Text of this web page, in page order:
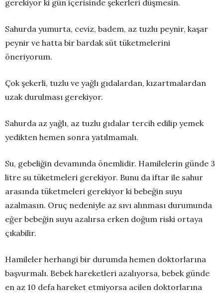
gerekiyor ki gün içerisinde şekerleri düşmesin.
Sahurda yumurta, ceviz, badem, az tuzlu peynir, kaşar
peynir ve hatta bir bardak süt tüketmelerini
öneriyorum.
Çok şekerli, tuzlu ve yağlı gıdalardan, kızartmalardan
uzak durulması gerekiyor.
Sahurda az yağlı, az tuzlu gıdalar tercih edilip yemek
yedikten hemen sonra yatılmamalı.
Su, gebeliğin devamında önemlidir. Hamilelerin günde 3
litre su tüketmeleri gerekiyor. Bunu da iftar ile sahur
arasında tüketmeleri gerekiyor ki bebeğin suyu
azalmasın. Oruç nedeniyle az sıvı alınması durumunda
eğer bebeğin suyu azalırsa erken doğum riski ortaya
çıkabilir.
Hamileler herhangi bir durumda hemen doktorlarına
başvurmalı. Bebek hareketleri azalıyorsa, bebek günde
en az 10 defa hareket etmiyorsa acilen doktorlarına